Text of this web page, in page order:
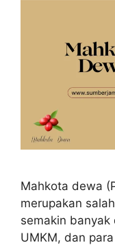
Mahkota dewa
merupakan
semakin
UMKM, dan